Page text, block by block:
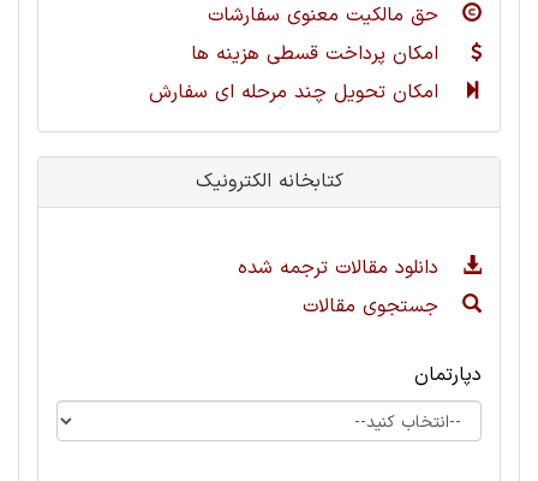
حق مالکیت معنوی سفارشات
امکان پرداخت قسطی هزینه ها
امکان تحویل چند مرحله ای سفارش
کتابخانه الکترونیک
دانلود مقالات ترجمه شده
جستجوی مقالات
دپارتمان